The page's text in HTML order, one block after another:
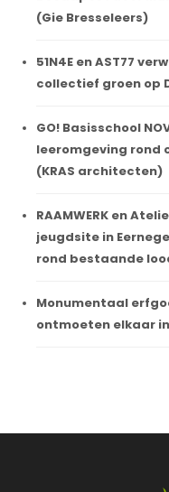
(Gie Bresseleers)
51N4E en AST77
collectief groen op
GO! Basisschool
leeromgeving rond
(KRAS architecten)
RAAMWERK en
jeugdsite in
rond bestaande
Monumentaal
ontmoeten elkaar